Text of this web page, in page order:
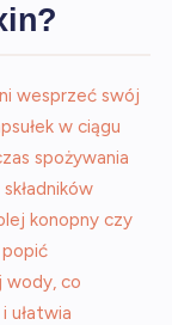
wesprzeć swój
w ciągu
spożywania
konopny czy
popić
wody, co
ułatwia